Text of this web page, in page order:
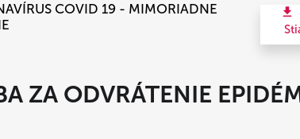
COVID 19 - MIMORIADNE
ZA ODVRÁTENIE